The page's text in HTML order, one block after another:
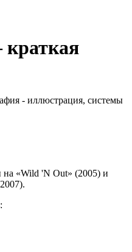
краткая
на «Wild 'N Out» (2005) и